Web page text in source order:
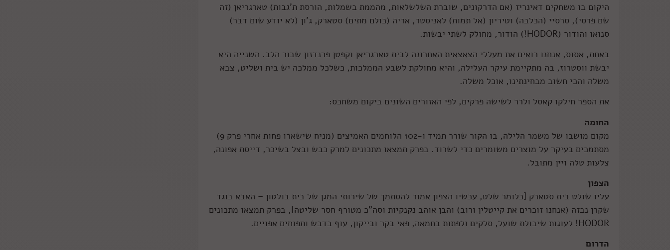
היקום בו משחקים דאינריז (אם הדרקונים, שוברת השלשלאות, מהממת בשמלות, הורסת ת'גבות) טארגריאן (זה
שם פרסי), סרסיי (הכלבה) וטיריון (אל תמות) לאניסטר, אריה (כולם מתים) סטארק, ג'ון (לא יודע שום דבר)
סנואו והודור (HODOR! ) הודור, מחולק לשתי יבשות.
באחת, אסוס, אנחנו רואים את מעללי הצאצאית האחרונה לבית טארגריאן וקפטן פרנדזון שבור הלב. השנייה היא
יבשת ווסטרוז, בה מתקיימת עיקר העלילה, והיא מחולקת לשבע הממלכות, כשלכל ממלכה יש בית ושליט, צבא
משלה והכי חשוב מבחינתינו, אוכל משלה.
את הספר חילקו קאסל ולרר לשישה פרקים, לפי האזורים השונים ביקום משחכס:
החומה
מקום מושבו של משמר הלילה, בו הקור שורר תמיד ו-102 הלוחמים האמיצים (מניח שישארו פחות אחרי פרק 9)
מסתמכים בעיקר על מוצרים משומרים כדי לשרוד. בפרק תמצאו מתכונים למרק כבש ובצל בשיכר, דייסת אפונה,
צלעות טלה ויין מתובל.
הצפון
עליו שולט בית סטארק [כלומר שלט, עכשיו הצפון אמור להסתמך של שירותי המגן של בית בולטון – האבא בוגד
שקרן נבזה (אנחנו זוכרים את קייטלין ורוב) והבן אוהב נקנקיות וסה"כ מטורף חסר שליטה], בפרק תמצאו מתכונים
HODOR! לעוגות שיבולת שועל, סלקים ולפתות בחמאה, פאי בקר ובייקון, עוף בדבש ותפוחים אפויים.
הדרום